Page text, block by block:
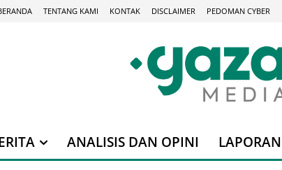
TENTANG KAMI KONTAK DISCLAIMER PEDOMAN CYBER
ANALISIS DAN OPINI